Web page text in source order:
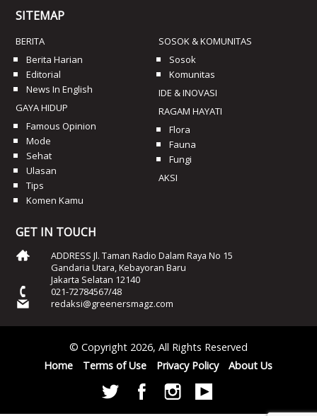
SITEMAP
BERITA
Berita Harian
Editorial
News In English
GAYA HIDUP
Famous Opinion
Mode
Sehat
Ulasan
Tips
Komen Kamu
SOSOK & KOMUNITAS
Sosok
Komunitas
IDE & INOVASI
RAGAM HAYATI
Flora
Fauna
Fungi
AKSI
GET IN TOUCH
ADDRESS Jl. Taman Radio Dalam Raya No 15
Gandaria Utara, Kebayoran Baru
Jakarta Selatan 12140
021-72784567/48
redaksi@greenersmagz.com
© Copyright 2026, All Rights Reserved
Home
Terms of Use Privacy Policy About Us